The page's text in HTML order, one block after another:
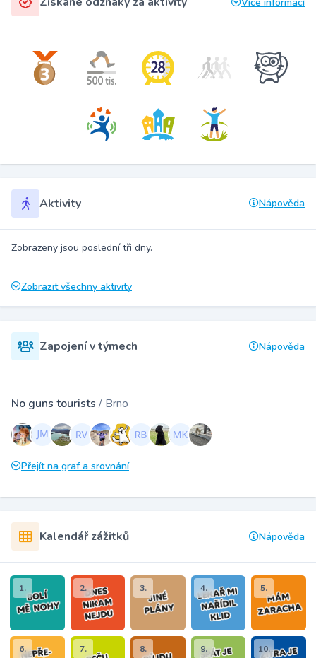
Aktivity Nápověda
Zobrazeny jsou poslední tři dny.
Zobrazit všechny aktivity
Zapojení v týmech Nápověda
No guns tourists / Brno
Přejít na graf a srovnání
Kalendář zážitků Nápověda
1. 2. 3. 4. 5.
6. 7. 8. 9. 10.